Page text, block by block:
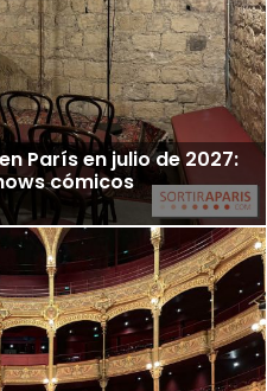
París en julio de 2027:
cómicos